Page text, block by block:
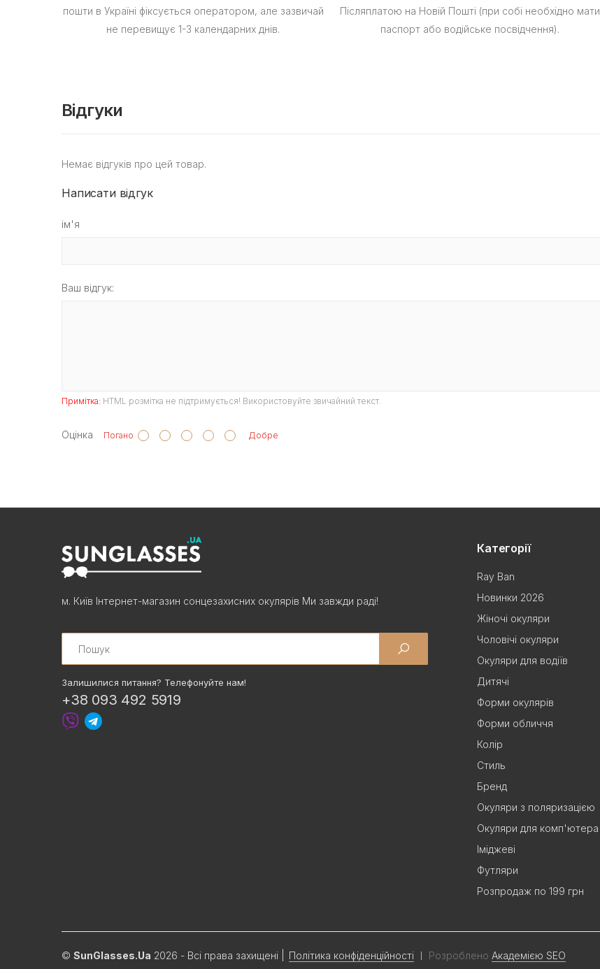
пошти в Україні фіксується оператором, але зазвичай
не перевищує 1-3 календарних днів.
Післяплатою на Новій Пошті (при собі необхідно мати
паспорт або водійське посвідчення).
Відгуки
Немає відгуків про цей товар.
Написати відгук
ім'я
Ваш відгук:
Примітка: HTML розмітка не підтримується! Використовуйте звичайний текст.
Оцінка Погано Добре
м. Київ Інтернет-магазин сонцезахисних окулярів Ми завжди раді!
Search
Залишилися питання? Телефонуйте нам!
+38 093 492 5919
Категорії
Ray Ban
Новинки 2026
Жіночі окуляри
Чоловічі окуляри
Окуляри для водіїв
Дитячі
Форми окулярів
Форми обличчя
Колір
Стиль
Бренд
Окуляри з поляризацією
Окуляри для комп'ютера
Іміджеві
Футляри
Розпродаж по 199 грн
© SunGlasses.Ua 2026 - Всі права захищені Політика конфіденційності Розроблено Академією SEO